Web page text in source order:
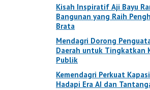
Kisah Inspiratif Aji Bayu
Bangunan yang Raih
Brata
Mendagri Dorong
Daerah untuk Tingkatkan
Publik
Kemendagri Perkuat
Hadapi Era AI dan